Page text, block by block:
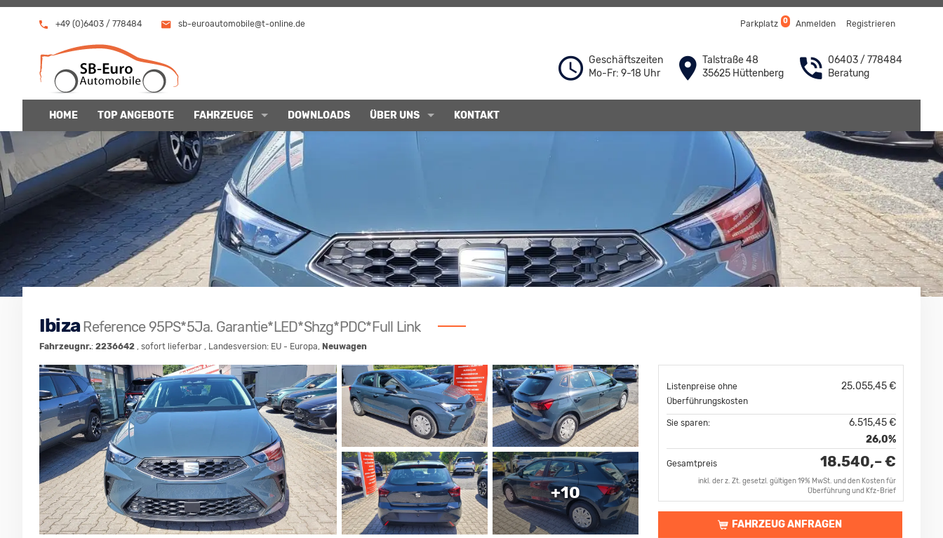
+49 (0)6403 / 778484 sb-euroautomobile@t-online.de Parkplatz 0 Anmelden Registrieren
Geschäftszeiten
Mo-Fr: 9-18 Uhr
Talstraße 48
35625 Hüttenberg
06403 / 778484
Beratung
HOME TOP ANGEBOTE FAHRZEUGE DOWNLOADS ÜBER UNS KONTAKT
Ibiza Reference 95PS*5Ja. Garantie*LED*Shzg*PDC*Full Link
Fahrzeugnr.: 2236642 , sofort lieferbar , Landesversion: EU - Europa, Neuwagen
Listenpreise ohne
Überführungskosten
25.055,45 €
Sie sparen:
6.515,45 €
26,0%
Gesamtpreis 18.540,– €
inkl. der z. Zt. gesetzl. gültigen 19% MwSt. und den Kosten für
Überführung und Kfz-Brief
FAHRZEUG ANFRAGEN
+10